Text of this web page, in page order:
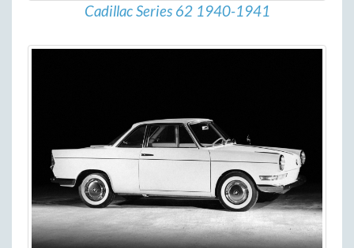
Cadillac Series 62 1940-1941